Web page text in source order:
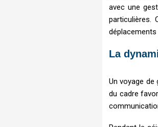
avec une
particulières.
La
Un voyage de
du cadre